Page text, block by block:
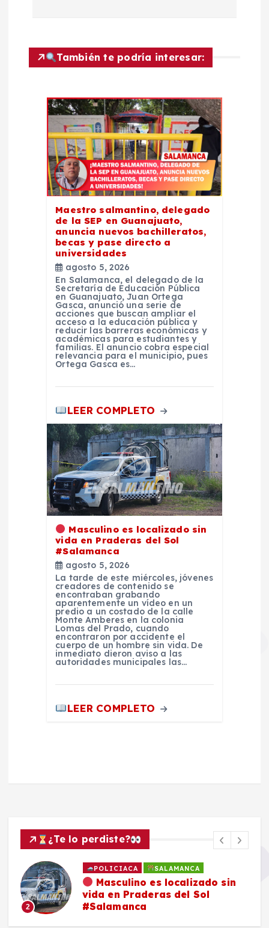
También te podría interesar:
Maestro salmantino, delegado
de la SEP en Guanajuato,
anuncia nuevos bachilleratos,
becas y pase directo a
universidades
agosto 5, 2026
En Salamanca, el delegado de la
Secretaría de Educación Pública
en Guanajuato, Juan Ortega
Gasca, anunció una serie de
acciones que buscan ampliar el
acceso a la educación pública y
reducir las barreras económicas y
académicas para estudiantes y
familias. El anuncio cobra especial
relevancia para el municipio, pues
Ortega Gasca es…
LEER COMPLETO
Masculino es localizado sin
vida en Praderas del Sol
#Salamanca
agosto 5, 2026
La tarde de este miércoles, jóvenes
creadores de contenido se
encontraban grabando
aparentemente un vídeo en un
predio a un costado de la calle
Monte Amberes en la colonia
Lomas del Prado, cuando
encontraron por accidente el
cuerpo de un hombre sin vida. De
inmediato dieron aviso a las
autoridades municipales las…
LEER COMPLETO
¿Te lo perdiste?
2
POLICIACA SALAMANCA
Masculino es localizado sin
vida en Praderas del Sol
#Salamanca